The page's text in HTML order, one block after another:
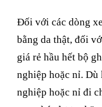
Đối với các dòng
bằng da thật, đối
giá rẻ hầu hết bộ
nghiệp hoặc nỉ. Dù
nghiệp hoặc nỉ đi